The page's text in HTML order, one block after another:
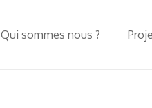
Qui sommes nous ?